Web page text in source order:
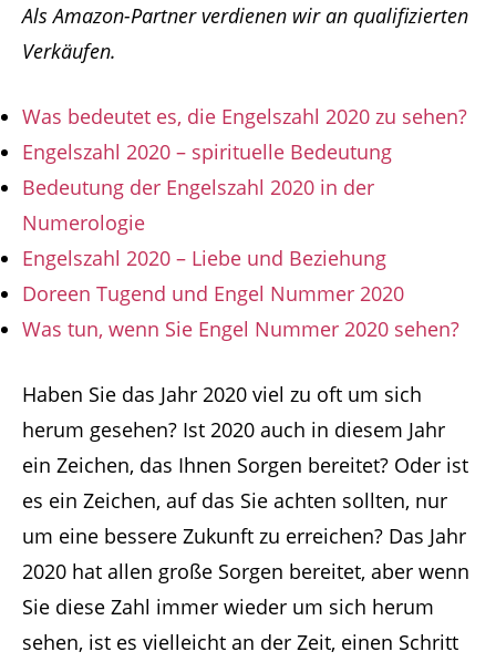
Als Amazon-Partner verdienen wir an qualifizierten
Verkäufen.
Was bedeutet es, die Engelszahl 2020 zu sehen?
Engelszahl 2020 – spirituelle Bedeutung
Bedeutung der Engelszahl 2020 in der
Numerologie
Engelszahl 2020 – Liebe und Beziehung
Doreen Tugend und Engel Nummer 2020
Was tun, wenn Sie Engel Nummer 2020 sehen?
Haben Sie das Jahr 2020 viel zu oft um sich
herum gesehen? Ist 2020 auch in diesem Jahr
ein Zeichen, das Ihnen Sorgen bereitet? Oder ist
es ein Zeichen, auf das Sie achten sollten, nur
um eine bessere Zukunft zu erreichen? Das Jahr
2020 hat allen große Sorgen bereitet, aber wenn
Sie diese Zahl immer wieder um sich herum
sehen, ist es vielleicht an der Zeit, einen Schritt